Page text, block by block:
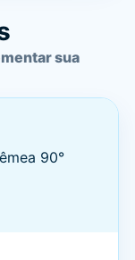
sua